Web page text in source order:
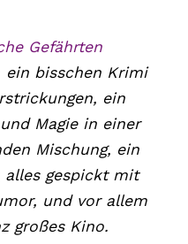
Gefährten
ein bisschen Krimi
ein
Magie in einer
Mischung, ein
alles gespickt mit
und vor allem
großes Kino.